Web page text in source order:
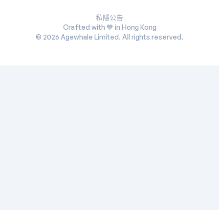
私隱公告
Crafted with 💙 in Hong Kong
© 2026 Agewhale Limited. All rights reserved.